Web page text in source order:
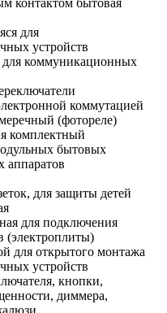
контактом бытовая
для
устройств
коммуникационных
коммутацией
(фотореле)
комплектный
бытовых
аппаратов
для защиты детей
для подключения
(электроплиты)
для открытого монтажа
устройств
кнопки,
диммера,